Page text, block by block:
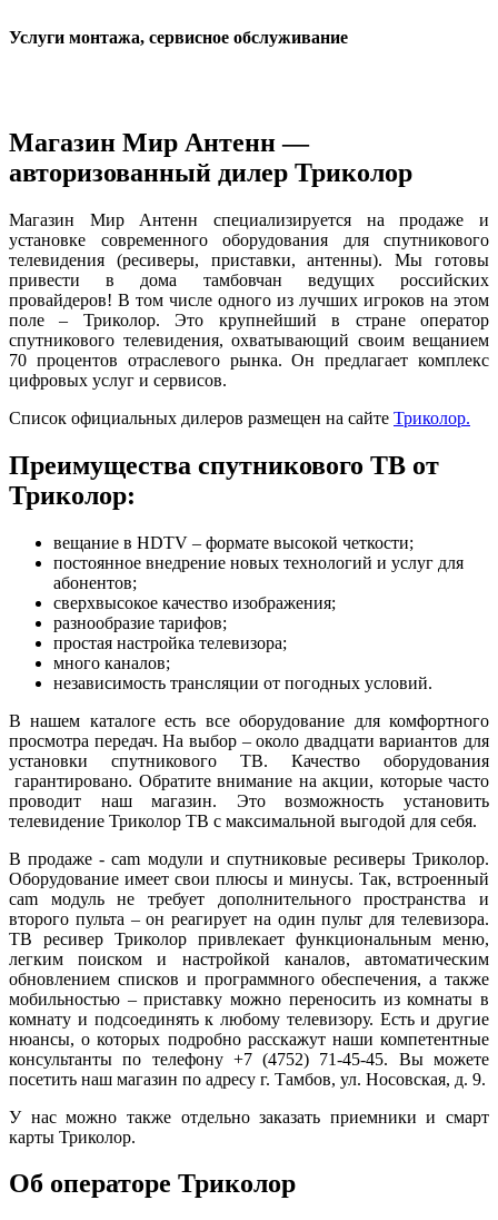
Услуги монтажа, сервисное обслуживание
Магазин Мир Антенн —
авторизованный дилер Триколор
Магазин Мир Антенн специализируется на продаже и
установке современного оборудования для спутникового
телевидения (ресиверы, приставки, антенны). Мы готовы
привести в дома тамбовчан ведущих российских
провайдеров! В том числе одного из лучших игроков на этом
поле – Триколор. Это крупнейший в стране оператор
спутникового телевидения, охватывающий своим вещанием
70 процентов отраслевого рынка. Он предлагает комплекс
цифровых услуг и сервисов.
Список официальных дилеров размещен на сайте Триколор.
Преимущества спутникового ТВ от
Триколор:
вещание в HDTV – формате высокой четкости;
постоянное внедрение новых технологий и услуг для
абонентов;
сверхвысокое качество изображения;
разнообразие тарифов;
простая настройка телевизора;
много каналов;
независимость трансляции от погодных условий.
В нашем каталоге есть все оборудование для комфортного
просмотра передач. На выбор – около двадцати вариантов для
установки спутникового ТВ. Качество оборудования
гарантировано. Обратите внимание на акции, которые часто
проводит наш магазин. Это возможность установить
телевидение Триколор ТВ с максимальной выгодой для себя.
В продаже - cam модули и спутниковые ресиверы Триколор.
Оборудование имеет свои плюсы и минусы. Так, встроенный
cam модуль не требует дополнительного пространства и
второго пульта – он реагирует на один пульт для телевизора.
ТВ ресивер Триколор привлекает функциональным меню,
легким поиском и настройкой каналов, автоматическим
обновлением списков и программного обеспечения, а также
мобильностью – приставку можно переносить из комнаты в
комнату и подсоединять к любому телевизору. Есть и другие
нюансы, о которых подробно расскажут наши компетентные
консультанты по телефону +7 (4752) 71-45-45. Вы можете
посетить наш магазин по адресу г. Тамбов, ул. Носовская, д. 9.
У нас можно также отдельно заказать приемники и смарт
карты Триколор.
Об операторе Триколор